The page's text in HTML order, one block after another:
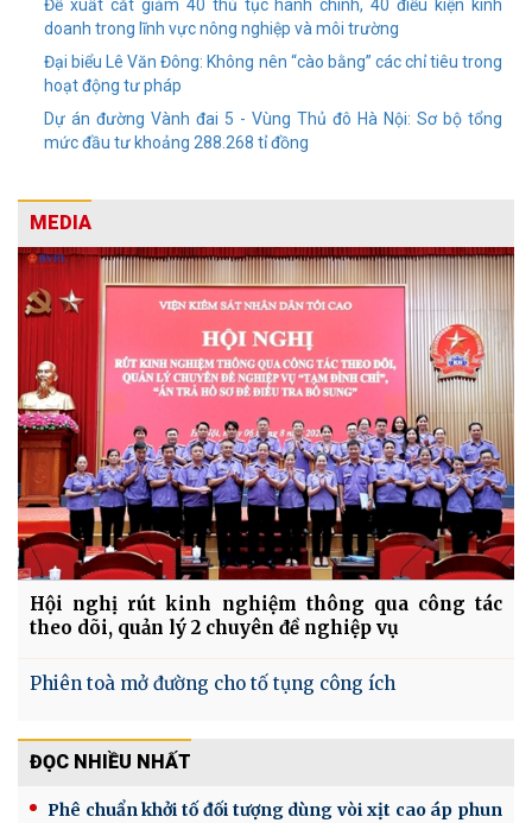
Đề xuất cắt giảm 40 thủ tục hành chính, 40 điều kiện kinh
doanh trong lĩnh vực nông nghiệp và môi trường
Đại biểu Lê Văn Đông: Không nên “cào bằng” các chỉ tiêu trong
hoạt động tư pháp
Dự án đường Vành đai 5 - Vùng Thủ đô Hà Nội: Sơ bộ tổng
mức đầu tư khoảng 288.268 tỉ đồng
MEDIA
Hội nghị rút kinh nghiệm thông qua công tác
theo dõi, quản lý 2 chuyên đề nghiệp vụ
Phiên toà mở đường cho tố tụng công ích
ĐỌC NHIỀU NHẤT
Phê chuẩn khởi tố đối tượng dùng vòi xịt cao áp phun